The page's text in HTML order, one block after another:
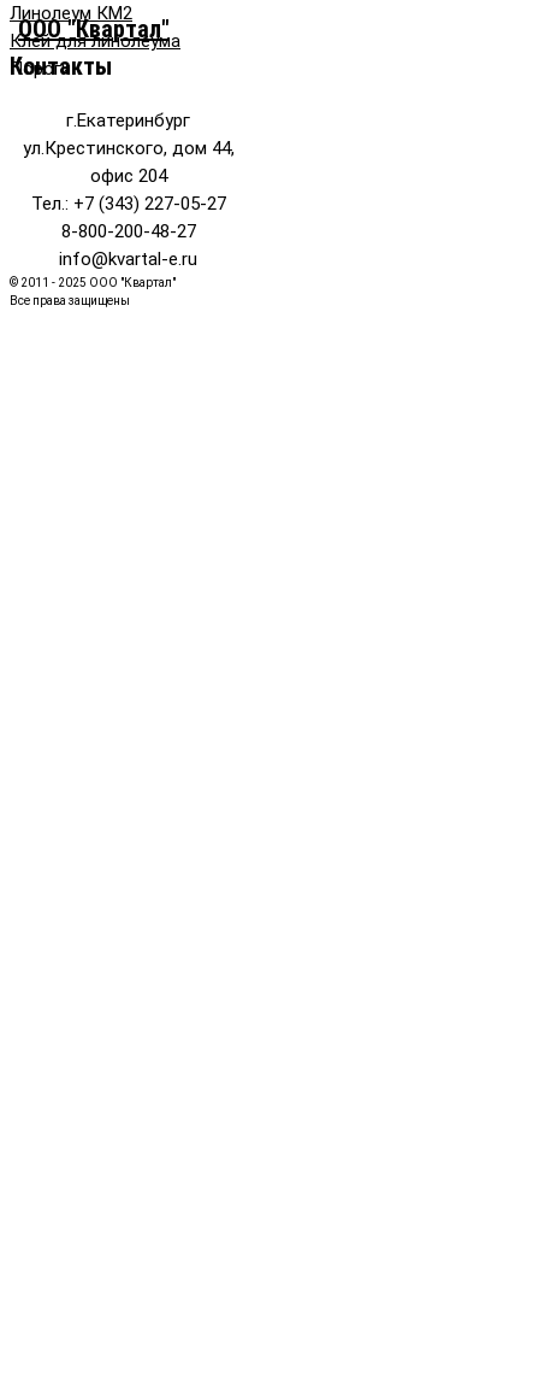
Линолеум КМ2
Клей для линолеума
Пороги
ООО "Квартал"
Контакты
г.Екатеринбург
ул.Крестинского, дом 44,
офис 204
Тел.: +7 (343) 227-05-27
8-800-200-48-27
info@kvartal-e.ru
© 2011 - 2025 ООО "Квартал"
Все права защищены